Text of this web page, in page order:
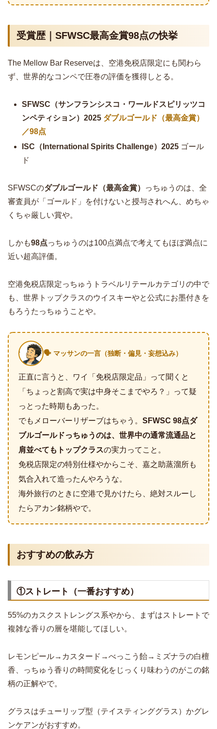
受賞歴｜SFWSC最高金賞98点の快挙
The Mellow Bar Reserveは、空港免税店限定にも関わら
ず、世界的なコンペで圧巻の評価を獲得しとる。
SFWSC（サンフランシスコ・ワールドスピリッツコ
ンペティション）2025 ダブルゴールド（最高金賞）
／98点
ISC（International Spirits Challenge）2025 ゴール
ド
SFWSCのダブルゴールド（最高金賞）
っちゅうのは、全
審査員が「ゴールド」を付けないと授与されへん、めちゃ
くちゃ厳しい賞や。
しかも98点っちゅうのは100点満点で考えてもほぼ満点に
近い超高評価。
空港免税店限定っちゅうトラベルリテールカテゴリの中で
も、世界トップクラスのウイスキーやと公式にお墨付きを
もろうたっちゅうことや。
🗣️ マッサンの一言（独断・偏見・妄想込み）
正直に言うと、ワイ「免税店限定品」って聞くと
「ちょっと割高で実は中身そこまでやろ？」って疑
っとった時期もあった。
でもメローバーリザーブはちゃう。 SFWSC 98点ダ
ブルゴールドっちゅうのは、世界中の通常流通品と
肩並べてもトップクラスの実力ってこと。
免税店限定の特別仕様やからこそ、嘉之助蒸溜所も
気合入れて造ったんやろうな。
海外旅行のときに空港で見かけたら、絶対スルーし
たらアカン銘柄やで。
おすすめの飲み方
①ストレート（一番おすすめ）
55%のカスクストレングス系やから、まずはストレートで
複雑な香りの層を堪能してほしい。
レモンピール→カスタード→べっこう飴→ミズナラの白檀
香、っちゅう香りの時間変化をじっくり味わうのがこの銘
柄の正解やで。
グラスはチューリップ型（テイスティンググラス）かグレ
ンケアンがおすすめ。